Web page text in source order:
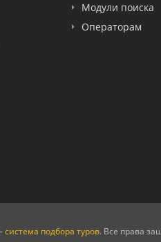
Модули поиска
Операторам
система подбора туров. Все права